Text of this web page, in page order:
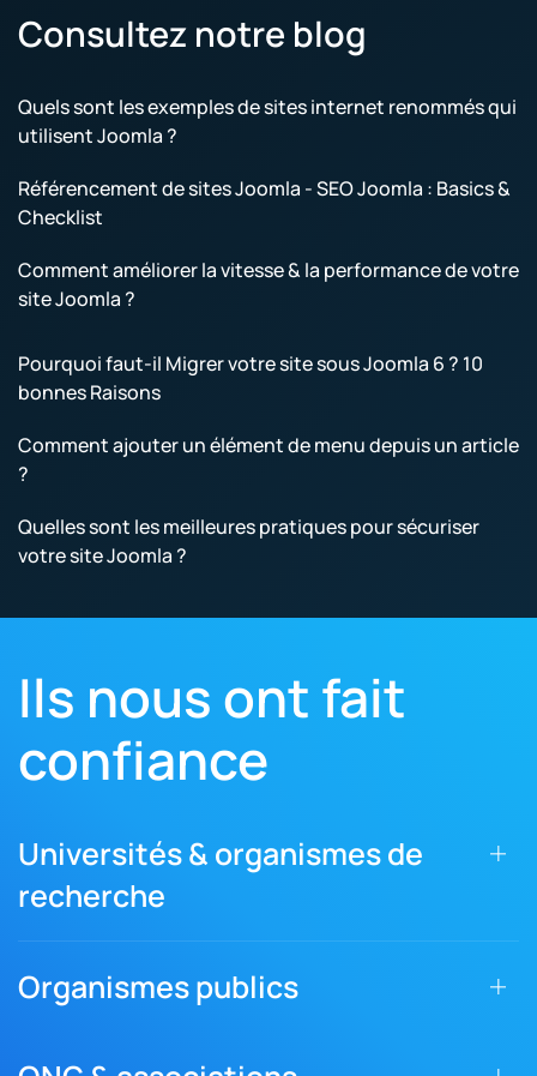
Consultez notre blog
Quels sont les exemples de sites internet renommés qui
utilisent Joomla ?
Référencement de sites Joomla - SEO Joomla : Basics &
Checklist
Comment améliorer la vitesse & la performance de votre
site Joomla ?
Pourquoi faut-il Migrer votre site sous Joomla 6 ? 10
bonnes Raisons
Comment ajouter un élément de menu depuis un article
?
Quelles sont les meilleures pratiques pour sécuriser
votre site Joomla ?
Ils nous ont fait
confiance
Universités & organismes de
recherche
Organismes publics